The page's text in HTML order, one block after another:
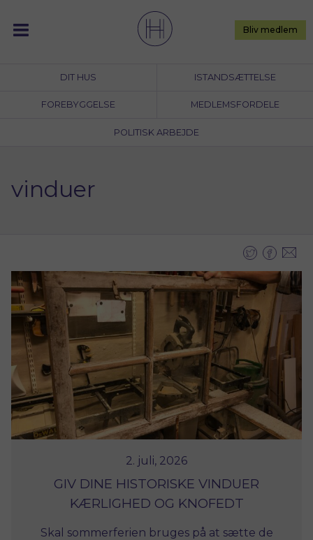
content
DIT HUS ISTANDSÆTTELSE
FOREBYGGELSE MEDLEMSFORDELE
POLITISK ARBEJDE
Bliv medlem
vinduer
2. juli, 2026
GIV DINE HISTORISKE VINDUER
KÆRLIGHED OG KNOFEDT
Skal sommerferien bruges på at sætte de